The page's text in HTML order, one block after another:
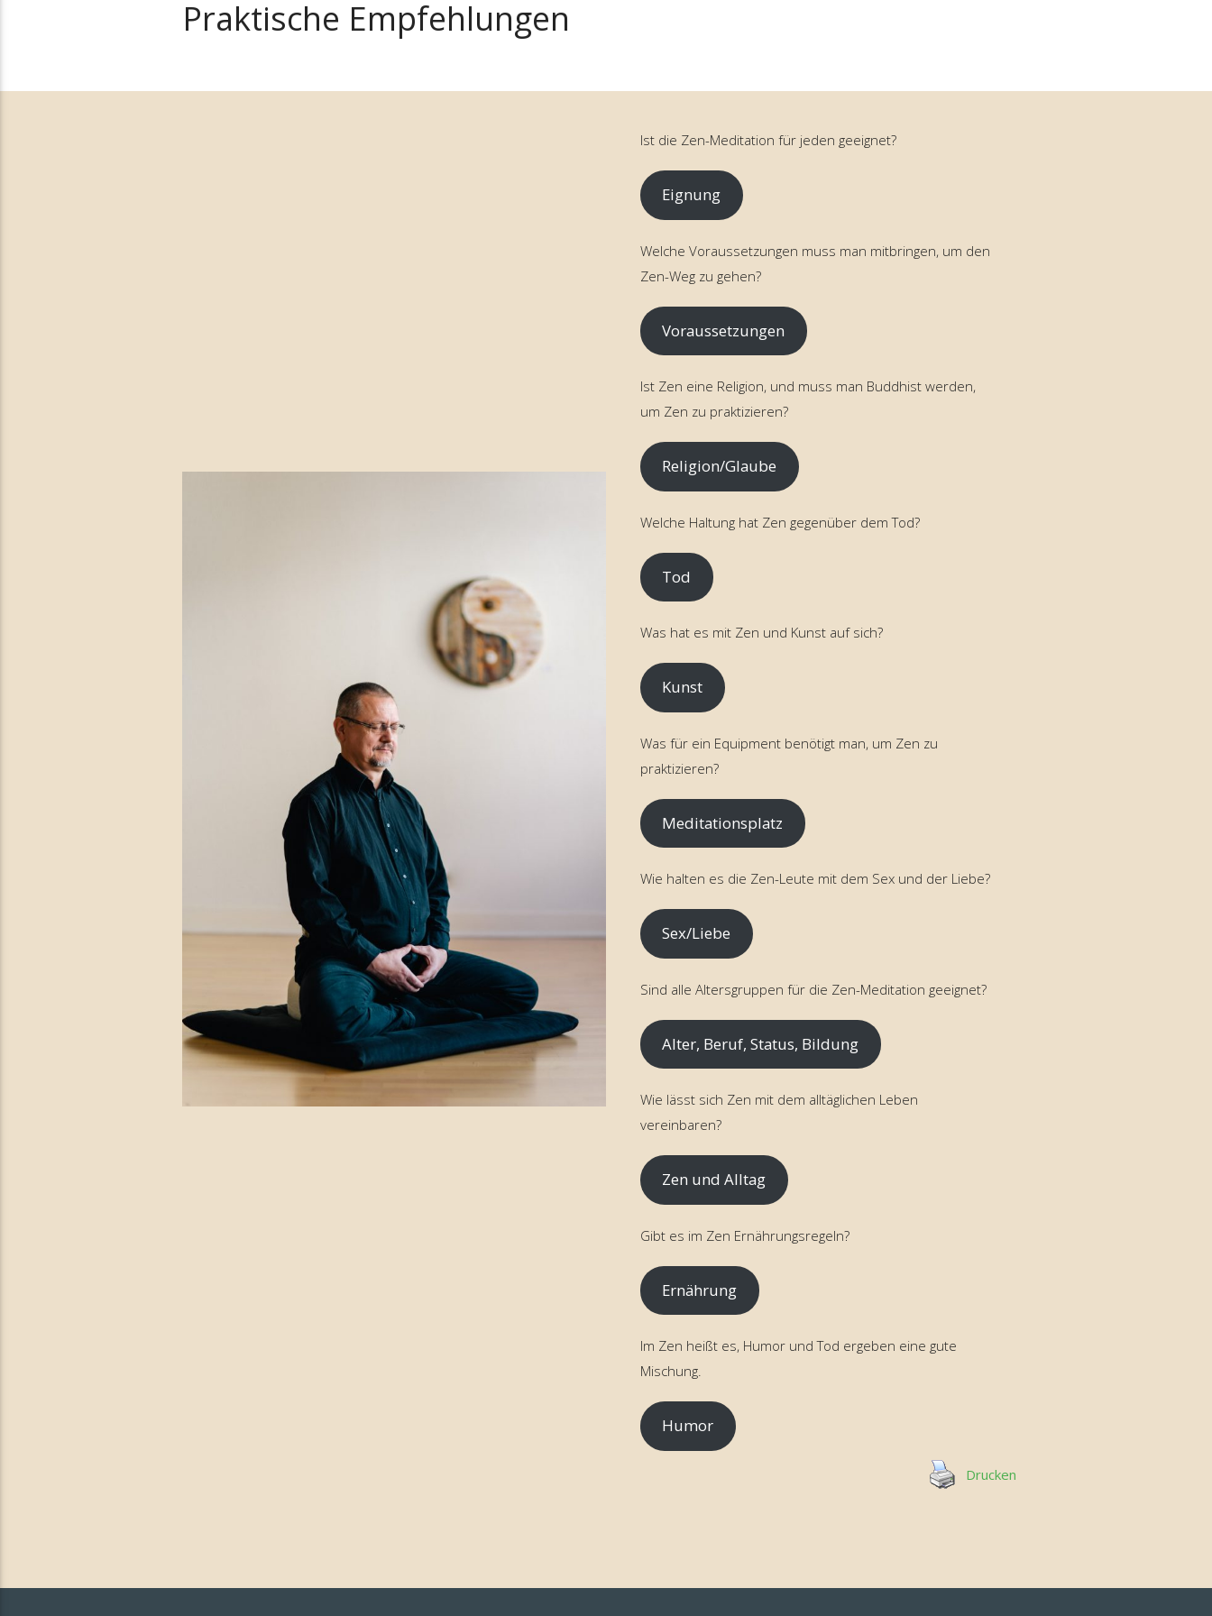
Praktische Empfehlungen
Ist die Zen-Meditation für jeden geeignet?
Eignung
Welche Voraussetzungen muss man mitbringen, um den
Zen-Weg zu gehen?
Voraussetzungen
Ist Zen eine Religion, und muss man Buddhist werden,
um Zen zu praktizieren?
Religion/Glaube
Welche Haltung hat Zen gegenüber dem Tod?
Tod
Was hat es mit Zen und Kunst auf sich?
Kunst
Was für ein Equipment benötigt man, um Zen zu
praktizieren?
Meditationsplatz
Wie halten es die Zen-Leute mit dem Sex und der Liebe?
Sex/Liebe
Sind alle Altersgruppen für die Zen-Meditation geeignet?
Alter, Beruf, Status, Bildung
Wie lässt sich Zen mit dem alltäglichen Leben
vereinbaren?
Zen und Alltag
Gibt es im Zen Ernährungsregeln?
Ernährung
Im Zen heißt es, Humor und Tod ergeben eine gute
Mischung.
Humor
Drucken